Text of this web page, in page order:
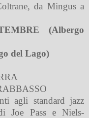
da Mingus a
(Albergo
del Lago)
agli standard jazz
Joe Pass e Niels-